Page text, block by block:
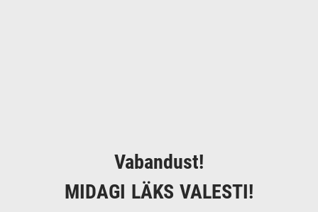
Vabandust!
MIDAGI LÄKS VALESTI!